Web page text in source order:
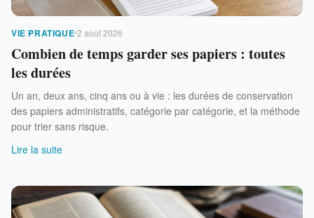
VIE PRATIQUE 2 août 2026
Combien de temps garder ses papiers : toutes
les durées
Un an, deux ans, cinq ans ou à vie : les durées de conservation
des papiers administratifs, catégorie par catégorie, et la méthode
pour trier sans risque.
Lire la suite